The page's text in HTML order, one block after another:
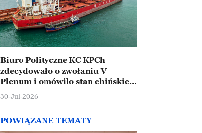
Biuro Polityczne KC KPCh
zdecydowało o zwołaniu V
Plenum i omówiło stan chińskiej
gospodarki
30-Jul-2026
POWIĄZANE TEMATY